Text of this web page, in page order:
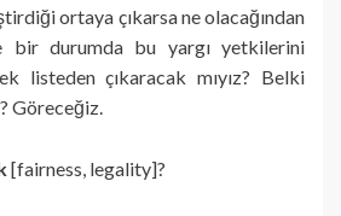
ortaya çıkarsa ne olacağından
bir durumda bu yargı yetkilerini
listeden çıkaracak mıyız? Belki
Göreceğiz.
[fairness, legality]?